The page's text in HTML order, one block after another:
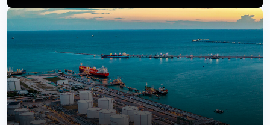
Olvass tovább